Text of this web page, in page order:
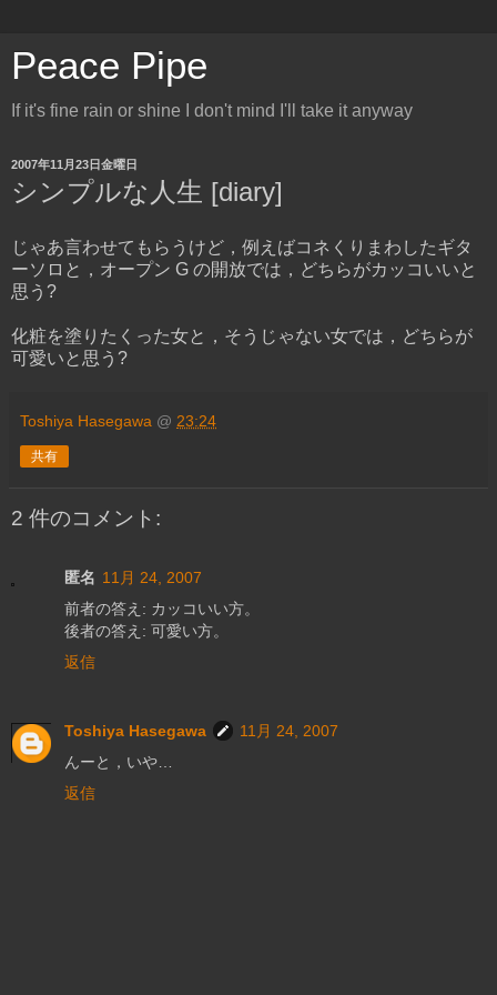
Peace Pipe
If it's fine rain or shine I don't mind I'll take it anyway
2007年11月23日金曜日
シンプルな人生 [diary]
じゃあ言わせてもらうけど，例えばコネくりまわしたギタ
ーソロと，オープン G の開放では，どちらがカッコいいと
思う?
化粧を塗りたくった女と，そうじゃない女では，どちらが
可愛いと思う?
Toshiya Hasegawa @ 23:24
共有
2 件のコメント:
匿名 11月 24, 2007
前者の答え: カッコいい方。
後者の答え: 可愛い方。
返信
Toshiya Hasegawa
11月 24, 2007
んーと，いや…
返信